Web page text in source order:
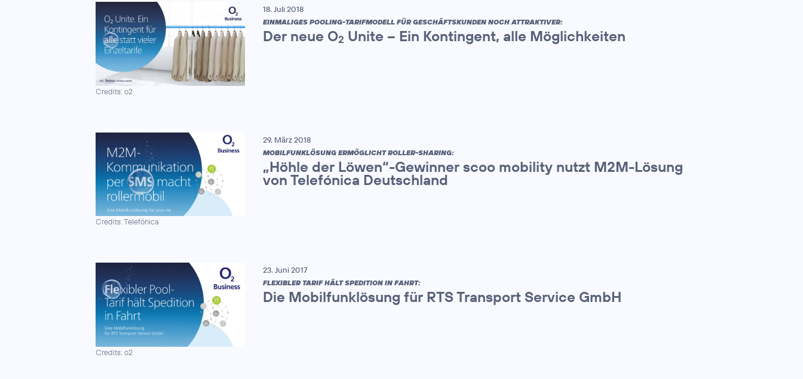
Credits: o2
18. Juli 2018
EINMALIGES POOLING-TARIFMODELL FÜR GESCHÄFTSKUNDEN NOCH ATTRAKTIVER:
Der neue O2 Unite – Ein Kontingent, alle Möglichkeiten
Credits: Telefónica
29. März 2018
MOBILFUNKLÖSUNG ERMÖGLICHT ROLLER-SHARING:
„Höhle der Löwen“-Gewinner scoo mobility nutzt M2M-Lösung
von Telefónica Deutschland
Credits: o2
23. Juni 2017
FLEXIBLER TARIF HÄLT SPEDITION IN FAHRT:
Die Mobilfunklösung für RTS Transport Service GmbH